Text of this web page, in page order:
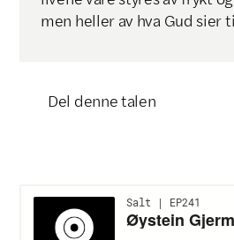
men heller av hva Gud sier
Del denne talen